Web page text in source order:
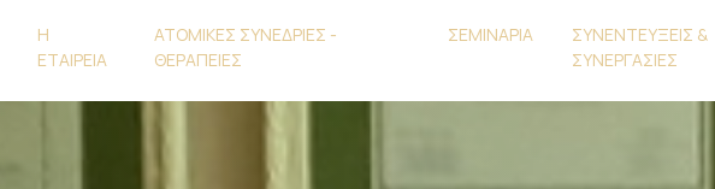
H
ΕΤΑΙΡΕΙΑ
ΑΤΟΜΙΚΕΣ ΣΥΝΕΔΡΙΕΣ -
ΘΕΡΑΠΕΙΕΣ
ΣΕΜΙΝΑΡΙΑ
ΣΥΝΕΝΤΕΥΞΕΙΣ &
ΣΥΝΕΡΓΑΣΙΕΣ